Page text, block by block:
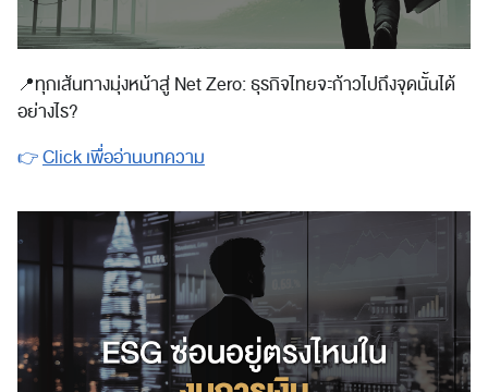
📍ทุกเส้นทางมุ่งหน้าสู่ Net Zero: ธุรกิจไทยจะก้าวไปถึงจุดนั้นได้
อย่างไร?
👉Click เพื่ออ่านบทความ